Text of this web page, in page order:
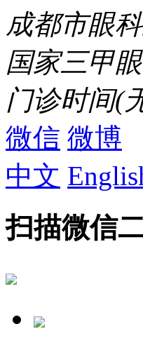
成都市眼
国家三甲
门诊时间(
微信 微博
中文
扫描微信